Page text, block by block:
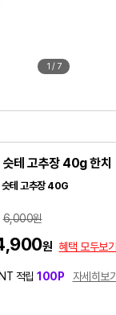
1 / 7
슷테 고추장 40g 한치
테 고추장 40G
6,000원
원 혜택 모두보기
적립 100P
자세히보기